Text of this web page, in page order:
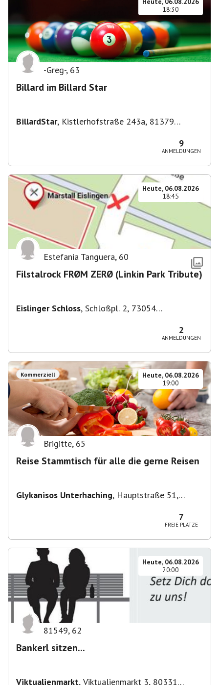
18:30
-Greg-, 63
Billard im Billard Star
BillardStar, Kistlerhofstraße 243a, 81379
9
ANMELDUNGEN
Heute, 06.08.2026
18:45
Estefania Tanguera, 60
Filstalrock FRØM ZERØ (Linkin Park Tribute)
Eislinger Schloss, Schloßpl. 2, 73054
2
ANMELDUNGEN
Kommerziell
Heute, 06.08.2026
19:00
Brigitte, 65
Reise Stammtisch für alle die gerne Reisen
Glykanisos Unterhaching, Hauptstraße 51,
7
FREIE PLÄTZE
Heute, 06.08.2026
20:00
81549, 62
Bankerl sitzen...
Viktualienmarkt, Viktualienmarkt 3, 80331